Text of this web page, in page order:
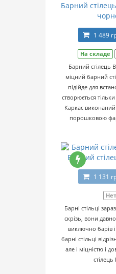
Барний
1 489
На складе
Барний стілець
міцний барний
підійде для
створюється
Каркас
порошковою
Барний
1 131
Барні стільці
скрізь, вони
виключно барів
барні стільці
але і міцністю і